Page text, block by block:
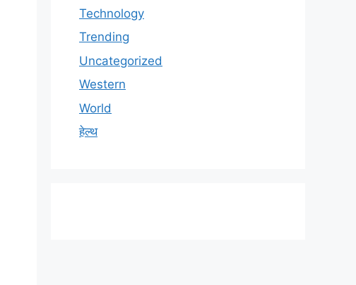
Technology
Trending
Uncategorized
Western
World
हेल्थ